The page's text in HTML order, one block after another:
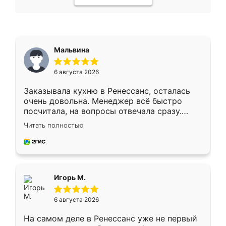
Мальвина
6 августа 2026
Заказывала кухню в Ренессанс, осталась
очень довольна. Менеджер всё быстро
посчитала, на вопросы отвечала сразу.
Замерщик приехал в субботу, подошёл к
делу со всей ответственностью. Собрали
за день, ребята работали аккуратно, даже
Читать полностью
Игорь М.
6 августа 2026
На самом деле в Ренессанс уже не первый